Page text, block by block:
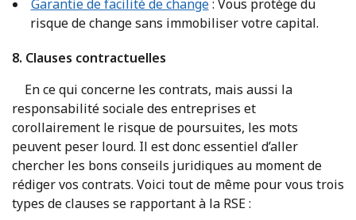
Garantie de facilité de change: Vous protège du
risque de change sans immobiliser votre capital.
8. Clauses contractuelles
En ce qui concerne les contrats, mais aussi la
responsabilité sociale des entreprises et
corollairement le risque de poursuites, les mots
peuvent peser lourd. Il est donc essentiel d’aller
chercher les bons conseils juridiques au moment de
rédiger vos contrats. Voici tout de même pour vous trois
types de clauses se rapportant à la RSE :